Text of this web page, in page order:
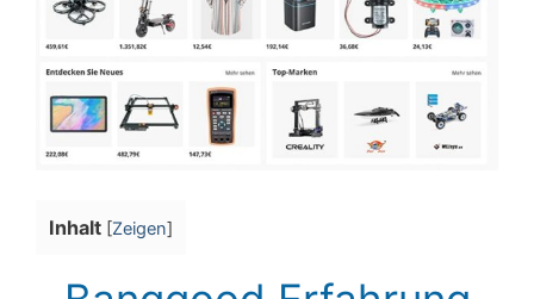
Inhalt [Zeigen]